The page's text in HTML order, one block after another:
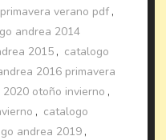
verano pdf ,
andrea 2014
2015 , catalogo
2016 primavera
otoño invierno ,
, catalogo
andrea 2019 ,